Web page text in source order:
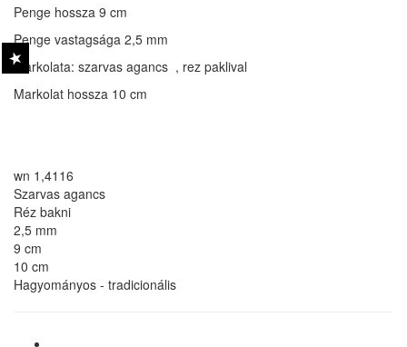
Penge hossza 9 cm
Penge vastagsága 2,5 mm
Markolata: szarvas agancs , rez paklival
Markolat hossza 10 cm
wn 1,4116
Szarvas agancs
Réz bakni
2,5 mm
9 cm
10 cm
Hagyományos - tradicionális